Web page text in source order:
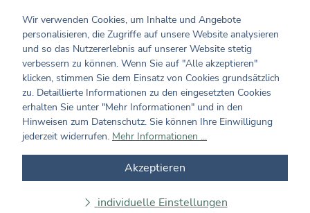
info@coppenrath.de
Kundenmeinungen
0 von 0 Bewertungen
Durchschnittliche Bewertung von 0 von 5 Sternen
Bewerten Sie dieses Produkt!
Teilen Sie Ihre Erfahrungen mit dem Produkt mit anderen
Kunden. Ihre Bewertung darf sich ausschließlich auf Produkte
wir sicher, indem Bewertungen nur mit einem vorhandenen
Wir verwenden Cookies, um Inhalte und Angebote
personalisieren, die Zugriffe auf unsere Website analysieren
und so das Nutzererlebnis auf unserer Website stetig
verbessern zu können. Wenn Sie auf "Alle akzeptieren"
klicken, stimmen Sie dem Einsatz von Cookies grundsätzlich
zu. Detaillierte Informationen zu den eingesetzten Cookies
erhalten Sie unter "Mehr Informationen" und in den
Hinweisen zum Datenschutz. Sie können Ihre Einwilligung
jederzeit widerrufen. Mehr Informationen ...
Akzeptieren
individuelle Einstellungen